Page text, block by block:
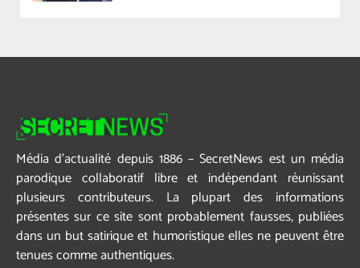
Média d’actualité depuis 1886 – SecretNews est un média
parodique collaboratif libre et indépendant réunissant
plusieurs contributeurs. La plupart des informations
présentes sur ce site sont probablement fausses, publiées
dans un but satirique et humoristique elles ne peuvent être
tenues comme authentiques.